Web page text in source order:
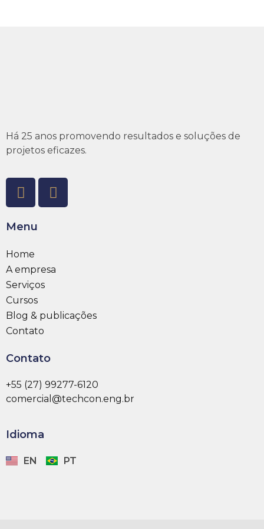
Há 25 anos promovendo resultados e soluções de
projetos eficazes.
Menu
Home
A empresa
Serviços
Cursos
Blog & publicações
Contato
Contato
+55 (27) 99277-6120
comercial@techcon.eng.br
Idioma
EN PT